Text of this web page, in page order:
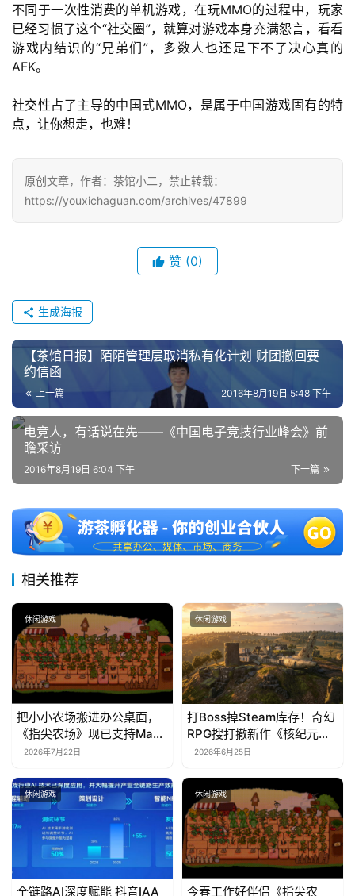
不同于一次性消费的单机游戏，在玩MMO的过程中，玩家
已经习惯了这个“社交圈”，就算对游戏本身充满怨言，看看
游戏内结识的“兄弟们”，多数人也还是下不了决心真的
AFK。
社交性占了主导的中国式MMO，是属于中国游戏固有的特
点，让你想走，也难！
原创文章，作者：茶馆小二，禁止转载：
https://youxichaguan.com/archives/47899
赞 (0)
生成海报
【茶馆日报】陌陌管理层取消私有化计划 财团撤回要
约信函
上一篇 2016年8月19日 5:48 下午
电竞人，有话说在先——《中国电子竞技行业峰会》前
瞻采访
下一篇
2016年8月19日 6:04 下午
相关推荐
休闲游戏
把小小农场搬进办公桌面，
《指尖农场》现已支持Mac
系统！
2026年7月22日
休闲游戏
打Boss掉Steam库存！奇幻
RPG搜打撤新作《核纪元》
正式上线Steam：武器属性
2026年6月25日
休闲游戏
全链路AI深度赋能 抖音IAA
休闲游戏
今春工作好伴侣《指尖农